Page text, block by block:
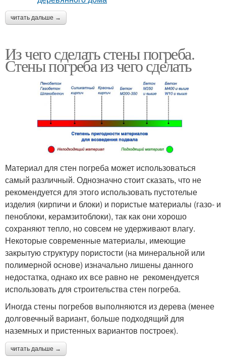
читать дальше →
Из чего сделать стены погреба.
Стены погреба из чего сделать
Материал для стен погреба может использоваться
самый различный. Однозначно стоит сказать, что не
рекомендуется для этого использовать пустотелые
изделия (кирпичи и блоки) и пористые материалы (газо- и
пеноблоки, керамзитоблоки), так как они хорошо
сохраняют тепло, но совсем не удерживают влагу.
Некоторые современные материалы, имеющие
закрытую структуру пористости (на минеральной или
полимерной основе) изначально лишены данного
недостатка, однако их все равно не рекомендуется
использовать для строительства стен погреба.
Иногда стены погребов выполняются из дерева (менее
долговечный вариант, больше подходящий для
наземных и пристенных вариантов построек).
читать дальше →